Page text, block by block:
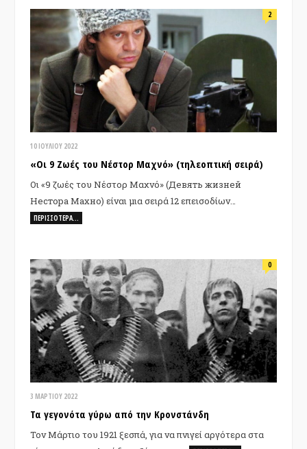
10 ΙΟΥΛΊΟΥ 2022
2
«Οι 9 Ζωές του Νέστορ Μαχνό» (τηλεοπτική σειρά)
Οι «9 ζωές του Νέστορ Μαχνό» (Девять жизней
Нестора Махно) είναι μια σειρά 12 επεισοδίων…
ΠΕΡΙΣΣΌΤΕΡΑ…
3 ΜΑΡΤΊΟΥ 2022
0
Τα γεγονότα γύρω από την Κρονστάνδη
Τον Μάρτιο του 1921 ξεσπά, για να πνιγεί αργότερα στα